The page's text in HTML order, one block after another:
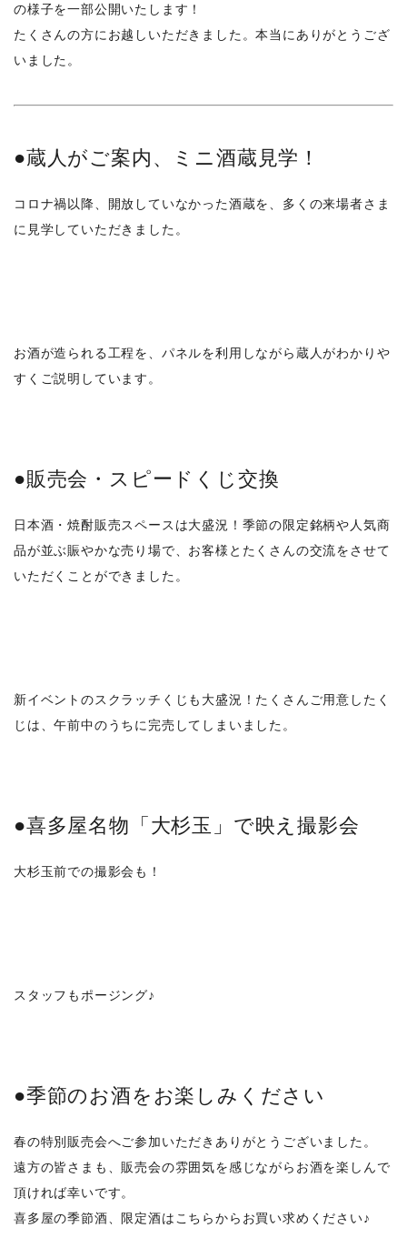
の様子を一部公開いたします！
たくさんの方にお越しいただきました。本当にありがとうござ
いました。
●蔵人がご案内、ミニ酒蔵見学！
コロナ禍以降、開放していなかった酒蔵を、多くの来場者さま
に見学していただきました。
お酒が造られる工程を、パネルを利用しながら蔵人がわかりや
すくご説明しています。
●販売会・スピードくじ交換
日本酒・焼酎販売スペースは大盛況！季節の限定銘柄や人気商
品が並ぶ賑やかな売り場で、お客様とたくさんの交流をさせて
いただくことができました。
新イベントのスクラッチくじも大盛況！たくさんご用意したく
じは、午前中のうちに完売してしまいました。
●喜多屋名物「大杉玉」で映え撮影会
大杉玉前での撮影会も！
スタッフもポージング♪
●季節のお酒をお楽しみください
春の特別販売会へご参加いただきありがとうございました。
遠方の皆さまも、販売会の雰囲気を感じながらお酒を楽しんで
頂ければ幸いです。
喜多屋の季節酒、限定酒はこちらからお買い求めください♪